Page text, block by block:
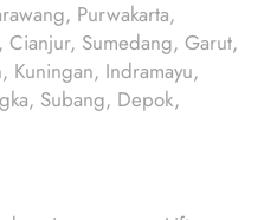
Purwakarta,
Cianjur, Sumedang, Garut,
Kuningan, Indramayu,
Subang, Depok,